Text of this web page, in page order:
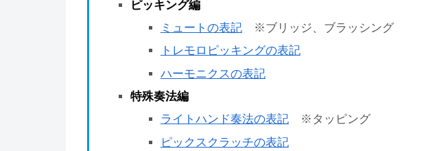
ピッキング編
ミュートの表記※ブリッジ、ブラッシング
トレモロピッキングの表記
ハーモニクスの表記
特殊奏法編
ライトハンド奏法の表記※タッピング
ピックスクラッチの表記